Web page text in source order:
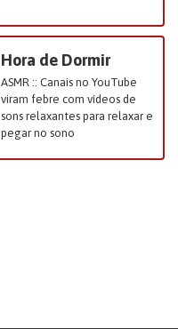
Hora de Dormir
ASMR :: Canais no YouTube
viram febre com vídeos de
sons relaxantes para relaxar e
pegar no sono